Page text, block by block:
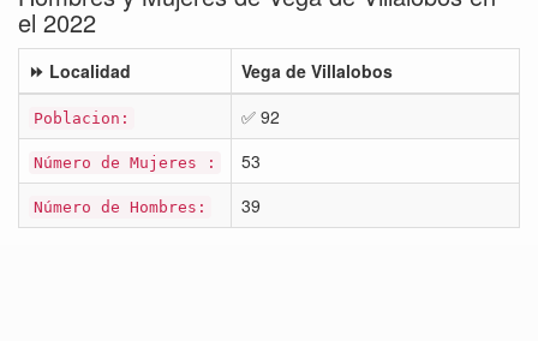
el 2022
⏩ Localidad Vega de Villalobos
Poblacion: ✅ 92
Número de Mujeres : 53
Número de Hombres: 39